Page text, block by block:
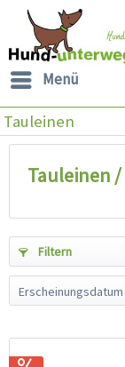
Menü
Tauleinen
Tauleinen
Filtern